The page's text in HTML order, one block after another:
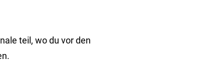
teil, wo du vor den